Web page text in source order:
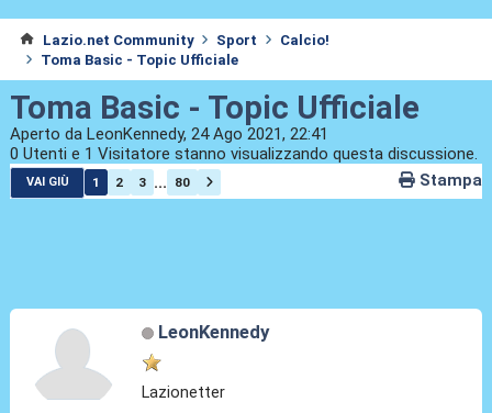
Lazio.net Community Sport
Calcio!
Toma Basic - Topic Ufficiale
Toma Basic - Topic Ufficiale
Aperto da LeonKennedy, 24 Ago 2021, 22:41
0 Utenti e 1 Visitatore stanno visualizzando questa discussione.
VAI GIÙ 1 2 3 ... 80 Stampa
LeonKennedy
Lazionetter